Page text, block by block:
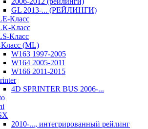
GL 2013-... (РЕЙЛИНГИ)
Класс
Класс
Класс
(ML)
W163 1997-2005
W164 2005-2011
W166 2011-2015
4D SPRINTER BUS 2006-...
2010-..., интегрированный рейлинг